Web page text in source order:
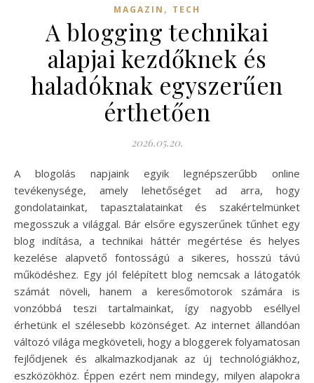
MAGAZIN , TECH
A blogging technikai
alapjai kezdőknek és
haladóknak egyszerűen
érthetően
2026.05.20.
A blogolás napjaink egyik legnépszerűbb online
tevékenysége, amely lehetőséget ad arra, hogy
gondolatainkat, tapasztalatainkat és szakértelmünket
megosszuk a világgal. Bár elsőre egyszerűnek tűnhet egy
blog indítása, a technikai háttér megértése és helyes
kezelése alapvető fontosságú a sikeres, hosszú távú
működéshez. Egy jól felépített blog nemcsak a látogatók
számát növeli, hanem a keresőmotorok számára is
vonzóbbá teszi tartalmainkat, így nagyobb eséllyel
érhetünk el szélesebb közönséget. Az internet állandóan
változó világa megköveteli, hogy a bloggerek folyamatosan
fejlődjenek és alkalmazkodjanak az új technológiákhoz,
eszközökhöz. Éppen ezért nem mindegy, milyen alapokra